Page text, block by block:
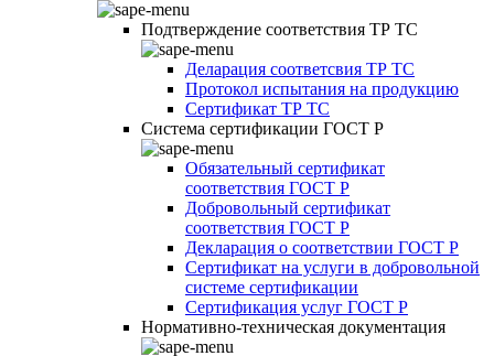
Подтверждение соответствия ТР ТС
Деларация соответсвия ТР ТС
Протокол испытания на продукцию
Сертификат ТР ТС
Система сертификации ГОСТ Р
Обязательный сертификат
соответствия ГОСТ Р
Добровольный сертификат
соответствия ГОСТ Р
Декларация о соответствии ГОСТ Р
Сертификат на услуги в добровольной
системе сертификации
Сертификация услуг ГОСТ Р
Нормативно-техническая документация